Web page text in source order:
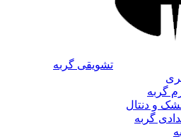
تشویقی گربه
گربه
و دنتال
گربه